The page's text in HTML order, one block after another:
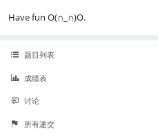
Have fun O(∩_∩)O.
题目列表
成绩表
讨论
所有递交